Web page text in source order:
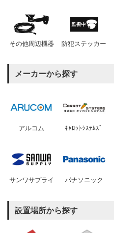
その他周辺機器 防犯ステッカー
メーカーから探す
アルコム ｷｬﾛｯﾄｼｽﾃﾑｽﾞ
サンワサプライ パナソニック
設置場所から探す